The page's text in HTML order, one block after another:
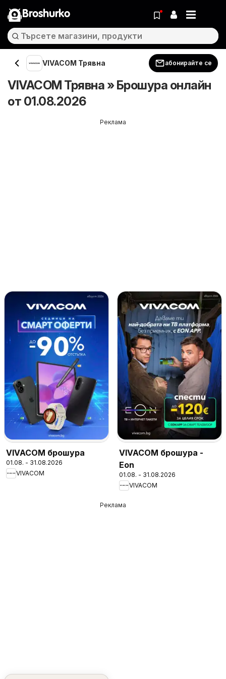
Broshurko
VIVACOM Трявна абонирайте се
VIVACOM Трявна » Брошура онлайн
от 01.08.2026
Реклама
VIVACOM брошура
01.08. - 31.08.2026
VIVACOM
VIVACOM брошура -
Eon
01.08. - 31.08.2026
VIVACOM
Реклама